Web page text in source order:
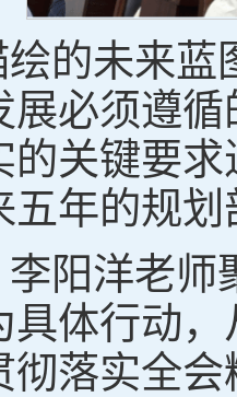
的未来蓝
展必须遵
的关键要
五年的规
阳洋老师
具体行动
彻落实全